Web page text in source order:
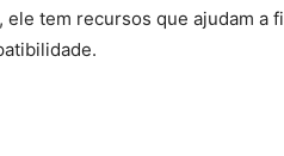
tem recursos que ajudam a